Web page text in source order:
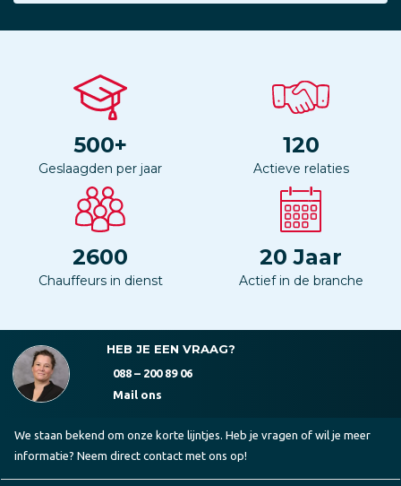
500+
Geslaagden per jaar
120
Actieve relaties
2600
Chauffeurs in dienst
20 Jaar
Actief in de branche
HEB JE EEN VRAAG?
088 – 200 89 06
Mail ons
We staan bekend om onze korte lijntjes. Heb je vragen of wil je meer
informatie? Neem direct contact met ons op!